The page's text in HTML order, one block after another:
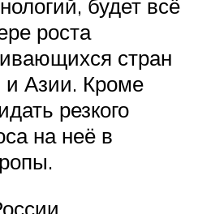
будет всё
роста
стран
Азии. Кроме
резкого
на неё в